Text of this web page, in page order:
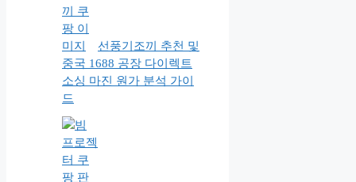
선풍기조끼 추천 및
중국 1688 공장 다이렉트
소싱 마진 원가 분석 가이
드